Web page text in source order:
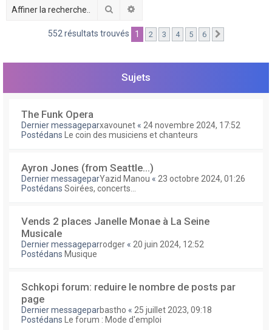
Rechercher
552 résultats trouvés 1 2 3 4 5 6
Sujets
The Funk Opera
Dernier messageparxavounet « 24 novembre 2024, 17:52
Postédans
Le coin des musiciens et chanteurs
Ayron Jones (from Seattle...)
Dernier messageparYazid Manou « 23 octobre 2024, 01:26
Postédans Soirées, concerts...
Vends 2 places Janelle Monae à La Seine
Musicale
Dernier messageparrodger « 20 juin 2024, 12:52
Postédans Musique
Schkopi forum: reduire le nombre de posts par
page
Dernier messageparbastho « 25 juillet 2023, 09:18
Postédans
Le forum : Mode d'emploi